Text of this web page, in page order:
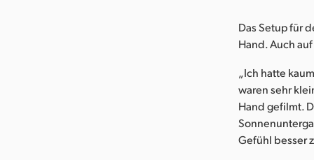
Das Setup für
Hand. Auch
„Ich hatte
waren sehr
Hand gefilmt.
Gefühl besser